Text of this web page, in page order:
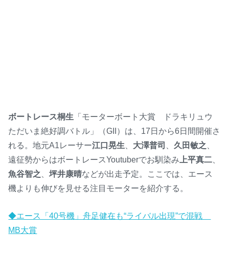
ボートレース桐生 「モーターボート大賞 ドラキリュウ
ただいま絶好調バトル」（GII）は、17日から6日間開催さ
れる。地元A1レーサー江口晃生 大澤普司 久田敏之
遠征勢からはボートレースYoutuberでお馴染み 上平真二
魚谷智之 、坪井康晴などが出走予定。ここでは、エース
機よりも伸びを見せる注目モーターを紹介する。
◆エース「40号機」舟足健在も“ライバル出現”で混戦
MB大賞